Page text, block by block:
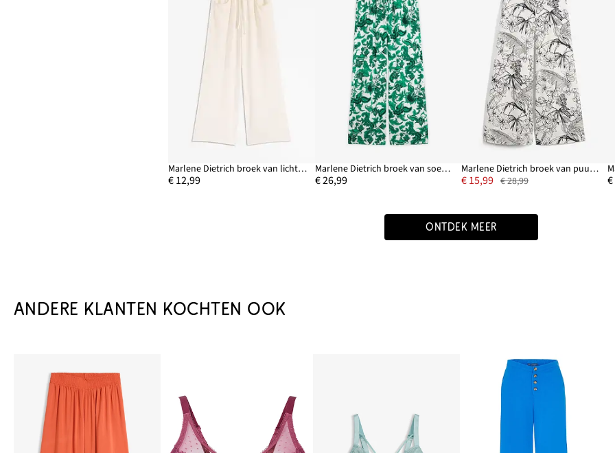
Marlene Dietrich broek van lichte crêpe
€ 12,99
Marlene Dietrich broek van soepele viscose
€ 26,99
Marlene Dietrich broek van puur katoen
€ 15,99 € 28,99
ONTDEK MEER
ANDERE KLANTEN KOCHTEN OOK